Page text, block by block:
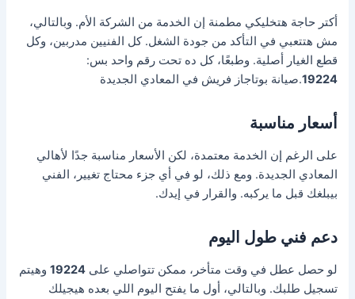
أكتر حاجة هتخليكي مطمنة إن الخدمة من الشركة الأم. وبالتالي،
مش هتتعبي في التأكد من جودة الشغل. كل الفنيين مدربين، وكل
قطع الغيار أصلية. وطبعًا، كل ده تحت رقم واحد بس:
19224.صيانة بوتاجاز فريش في المعادي الجديدة
أسعار مناسبة
على الرغم إن الخدمة معتمدة، لكن الأسعار مناسبة جدًا لأهالي
المعادي الجديدة. ومع ذلك، لو في أي جزء محتاج تغيير، الفني
بيبلغك قبل ما يركبه. والقرار في إيدك.
دعم فني طول اليوم
لو حصل عطل في وقت متأخر، ممكن تتواصلي على19224 وهيتم
تسجيل طلبك. وبالتالي، أول ما يفتح اليوم اللي بعده هيجيلك